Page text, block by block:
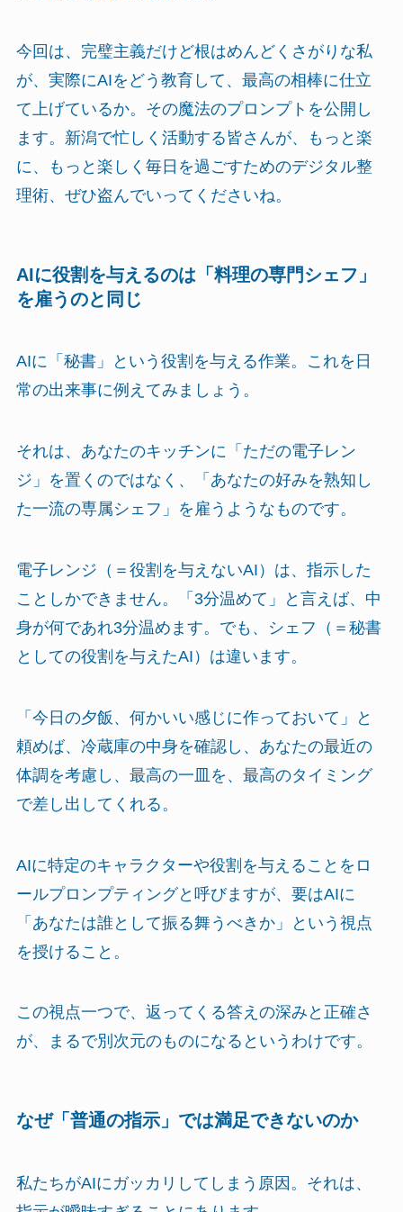
今回は、完璧主義だけど根はめんどくさがりな私
が、実際にAIをどう教育して、最高の相棒に仕立
て上げているか。その魔法のプロンプトを公開し
ます。新潟で忙しく活動する皆さんが、もっと楽
に、もっと楽しく毎日を過ごすためのデジタル整
理術、ぜひ盗んでいってくださいね。
AIに役割を与えるのは「料理の専門シェフ」
を雇うのと同じ
AIに「秘書」という役割を与える作業。これを日
常の出来事に例えてみましょう。
それは、あなたのキッチンに「ただの電子レン
ジ」を置くのではなく、「あなたの好みを熟知し
た一流の専属シェフ」を雇うようなものです。
電子レンジ（＝役割を与えないAI）は、指示した
ことしかできません。「3分温めて」と言えば、中
身が何であれ3分温めます。でも、シェフ（＝秘書
としての役割を与えたAI）は違います。
「今日の夕飯、何かいい感じに作っておいて」と
頼めば、冷蔵庫の中身を確認し、あなたの最近の
体調を考慮し、最高の一皿を、最高のタイミング
で差し出してくれる。
AIに特定のキャラクターや役割を与えることをロ
ールプロンプティングと呼びますが、要はAIに
「あなたは誰として振る舞うべきか」という視点
を授けること。
この視点一つで、返ってくる答えの深みと正確さ
が、まるで別次元のものになるというわけです。
なぜ「普通の指示」では満足できないのか
私たちがAIにガッカリしてしまう原因。それは、